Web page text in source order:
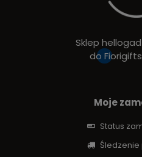
Sklep
do
Moje
Status
Śledzenie